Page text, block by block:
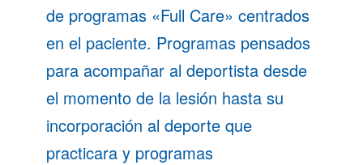
de programas «Full Care» centrados
en el paciente. Programas pensados
para acompañar al deportista desde
el momento de la lesión hasta su
incorporación al deporte que
practicara y programas